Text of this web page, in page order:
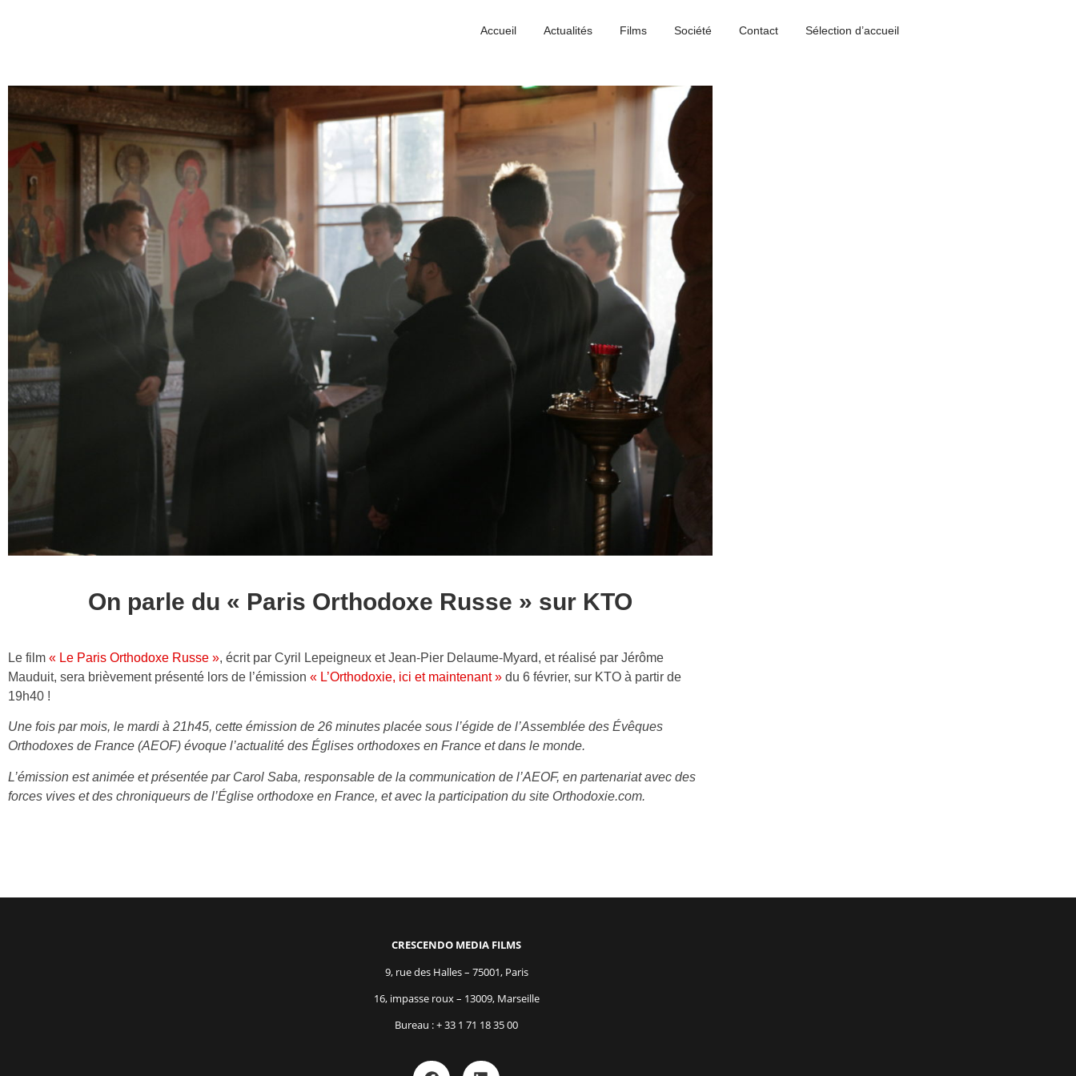
Accueil Actualités Films Société Contact Sélection d’accueil
On parle du « Paris Orthodoxe Russe » sur KTO
Le film « Le Paris Orthodoxe Russe », écrit par Cyril Lepeigneux et Jean-Pier Delaume-Myard, et réalisé par Jérôme
Mauduit, sera brièvement présenté lors de l’émission « L’Orthodoxie, ici et maintenant » du 6 février, sur KTO à partir de
19h40 !
Une fois par mois, le mardi à 21h45, cette émission de 26 minutes placée sous l’égide de l’Assemblée des Évêques
Orthodoxes de France (AEOF) évoque l’actualité des Églises orthodoxes en France et dans le monde.
L’émission est animée et présentée par Carol Saba, responsable de la communication de l’AEOF, en partenariat avec des
forces vives et des chroniqueurs de l’Église orthodoxe en France, et avec la participation du site Orthodoxie.com.
CRESCENDO MEDIA FILMS
9, rue des Halles – 75001, Paris
16, impasse roux – 13009, Marseille
Bureau : + 33 1 71 18 35 00